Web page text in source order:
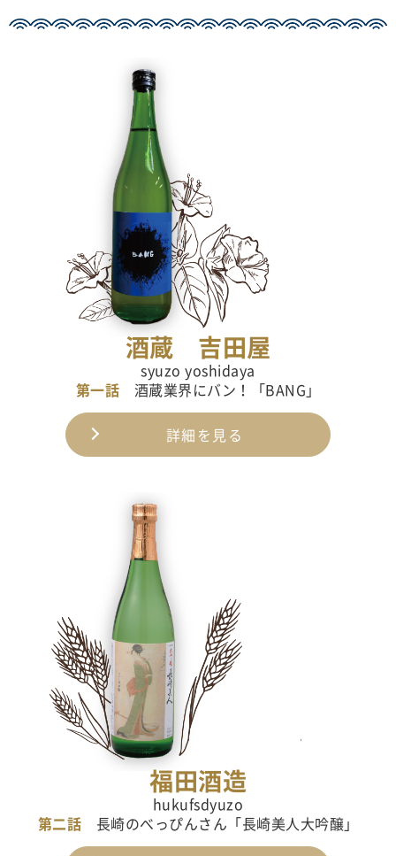
酒蔵 吉田屋
syuzo yoshidaya
第一話 酒蔵業界にバン！「BANG」
詳細を見る
福田酒造
hukufsdyuzo
第二話 長崎のべっぴんさん「長崎美人大吟醸」